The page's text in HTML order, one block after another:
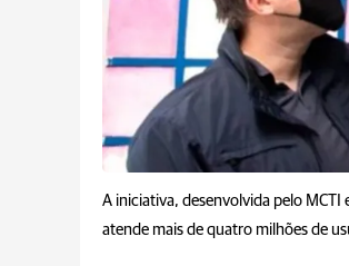
A iniciativa, desenvolvida pelo MCTI
atende mais de quatro milhões de